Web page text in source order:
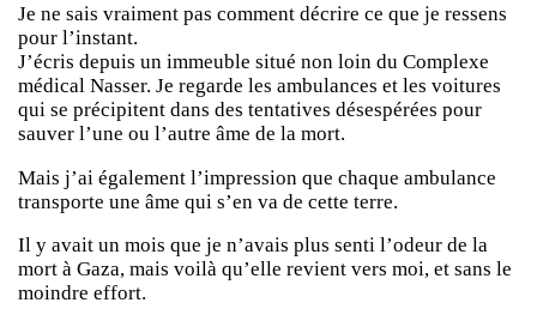
Je ne sais vraiment pas comment décrire ce que je ressens
pour l’instant.
J’écris depuis un immeuble situé non loin du Complexe
médical Nasser. Je regarde les ambulances et les voitures
qui se précipitent dans des tentatives désespérées pour
sauver l’une ou l’autre âme de la mort.
Mais j’ai également l’impression que chaque ambulance
transporte une âme qui s’en va de cette terre.
Il y avait un mois que je n’avais plus senti l’odeur de la
mort à Gaza, mais voilà qu’elle revient vers moi, et sans le
moindre effort.